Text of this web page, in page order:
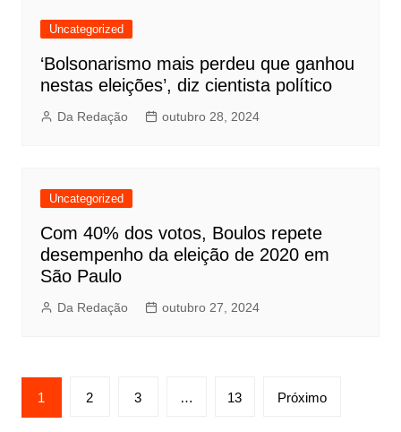
Uncategorized
‘Bolsonarismo mais perdeu que ganhou
nestas eleições’, diz cientista político
Da Redação outubro 28, 2024
Uncategorized
Com 40% dos votos, Boulos repete
desempenho da eleição de 2020 em
São Paulo
Da Redação outubro 27, 2024
Paginação
de
1 2 3 … 13 Próximo